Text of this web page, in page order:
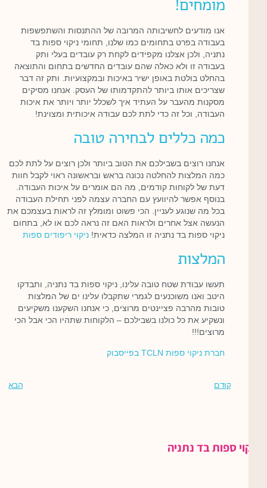
מומחים!
אנו מודעים לחשיבותה המרובה של ההתנסות והשתפשפות
בעבודה בפרט בתחומים כמו שלנו, תחומי ניקוי ספות בד
נתניה, ולכן אצלנו מקפידים לקחת רק עובדים בעלי ותק
בעבודה זו ולא כאלה שהם עובדים החדשים בתחום והתוצאה
בהחלט בולטת באופן ישיר באיכות ובמקצועיות. ותק זה דבר
שצריכים אותו ביותר להתקדמותו של העסק. אנחנו מסיקים
מסקנות מהעבר על העתיד איך לשכלל יותר ויותר את איכות
העבודה, וכל זה כדי לתת לכם עבודה איכותית ומצוינת!
כמה כללים לבחירה טובה
אנחנו רוצים בשבילכם את הטוב ביותר ולכן רוצים על לתת לכם
כמה המלצות להחלטה נכונה בראש ובראשונה ראוי לקבל חוות
דעת של לקוחות קודמים, מה הם אומרים על איכות העבודה.
בנוסף אפשר להיוועץ עם החברה עצמה לפני תחילת העבודה
בכל מה שנוגע לעניין. הכי פשוט ומומלץ זה לראות בעצמכם את
הנעשה אצל אחרים ולראות האם זה נראה לכם או לא, בתחום
ניקוי ספות בד נתניה זו המלצה כדאית! ניקוי ריפודים ספות
המלצות
תעשו עבודת שטח טובה עלינו, ניקוי ספות בד נתניה, ותבדקו
היטב ואנו משוכנעים לגמרי שתקבלו עלינו ים של המלצות
טובות מהרבה פציינטים מרוצים, כי אנחנו השקענו משקיעים
ונשקיע את כל כולנו בשבילכם – הלקוחות שתהיו הכי אבל הכי
מרוצים!!!
חברת ניקוי ספות TCLN בפייסבוק
קודם הבא
ניקוי ספות בד נתניה